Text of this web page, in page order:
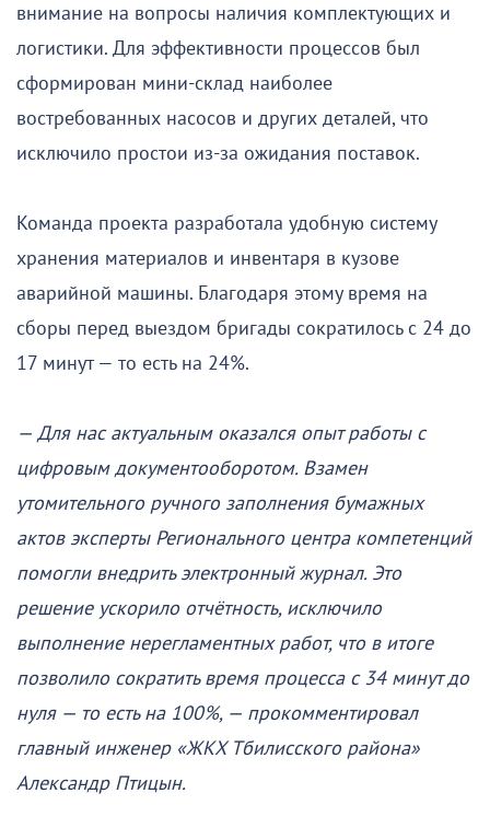
внимание на вопросы наличия комплектующих и
логистики. Для эффективности процессов был
сформирован мини-склад наиболее
востребованных насосов и других деталей, что
исключило простои из-за ожидания поставок.
Команда проекта разработала удобную систему
хранения материалов и инвентаря в кузове
аварийной машины. Благодаря этому время на
сборы перед выездом бригады сократилось с 24 до
17 минут — то есть на 24%.
— Для нас актуальным оказался опыт работы с
цифровым документооборотом. Взамен
утомительного ручного заполнения бумажных
актов эксперты Регионального центра компетенций
помогли внедрить электронный журнал. Это
решение ускорило отчётность, исключило
выполнение нерегламентных работ, что в итоге
позволило сократить время процесса с 34 минут до
нуля — то есть на 100%, — прокомментировал
главный инженер «ЖКХ Тбилисского района»
Александр Птицын.